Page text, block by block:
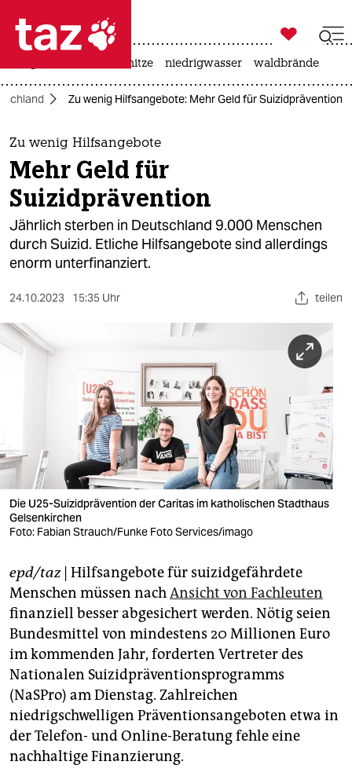
 taz zahl ich
taz zahl ich
themen
politik
öko
gesellschaft
sport
berlin
verlag
verlag
veranstaltungen
fragen & hilfe
unterstützen
abo
genossenschaft
epaper login

taz zahl ich
hitze niedrigwasser waldbrände
Zu wenig Hilfsangebote: Mehr Geld für Suizidprävention
Zu wenig Hilfsangebote
Mehr Geld für
Suizidprävention
Jährlich sterben in Deutschland 9.000 Menschen
durch Suizid. Etliche Hilfsangebote sind allerdings
enorm unterfinanziert.
24.10.2023 15:35 Uhr teilen
Die U25-Suizidprävention der Caritas im katholischen Stadthaus
Gelsenkirchen
Foto: Fabian Strauch/Funke Foto Services/imago
epd/taz| Hilfsangebote für suizidgefährdete
Menschen müssen nachAnsicht von Fachleuten
finanziell besser abgesichert werden. Nötig seien
Bundesmittel von mindestens 20 Millionen Euro
im kommenden Jahr, forderten Vertreter des
Nationalen Suizidpräventionsprogramms
(NaSPro) am Dienstag. Zahlreichen
niedrigschwelligen Präventionsangeboten etwa in
der Telefon- und Online-Beratung fehle eine
nachhaltige Finanzierung.